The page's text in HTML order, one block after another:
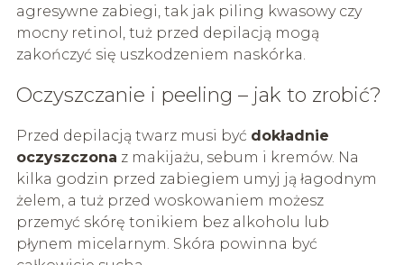
agresywne zabiegi, tak jak piling kwasowy czy
mocny retinol, tuż przed depilacją mogą
zakończyć się uszkodzeniem naskórka.
Oczyszczanie i peeling – jak to zrobić?
Przed depilacją twarz musi być dokładnie
oczyszczona z makijażu, sebum i kremów. Na
kilka godzin przed zabiegiem umyj ją łagodnym
żelem, a tuż przed woskowaniem możesz
przemyć skórę tonikiem bez alkoholu lub
płynem micelarnym. Skóra powinna być